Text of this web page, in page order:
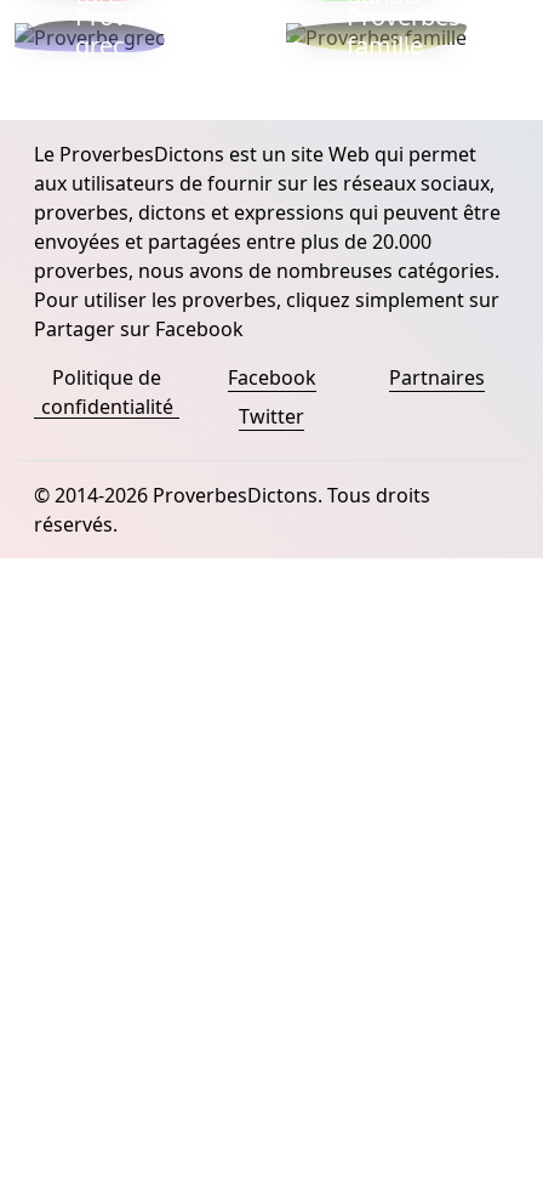
Proverbe
grec
Proverbes
famille
Le ProverbesDictons est un site Web qui permet
aux utilisateurs de fournir sur les réseaux sociaux,
proverbes, dictons et expressions qui peuvent être
envoyées et partagées entre plus de 20.000
proverbes, nous avons de nombreuses catégories.
Pour utiliser les proverbes, cliquez simplement sur
Partager sur Facebook
Politique de
confidentialité
Facebook
Twitter
Partnaires
© 2014-2026 ProverbesDictons. Tous droits
réservés.